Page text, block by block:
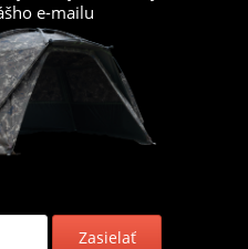
e-mailu
Zasielať